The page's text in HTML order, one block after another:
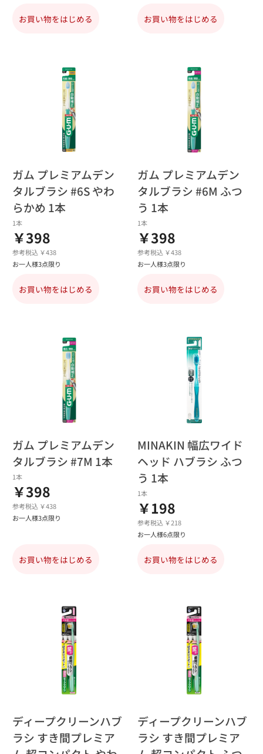
お買い物をはじめる お買い物をはじめる
ガム プレミアムデン
タルブラシ #6S やわ
らかめ 1本
1本
￥398
参考税込 ￥438
お一人様3点限り
お買い物をはじめる
ガム プレミアムデン
タルブラシ #6M ふつ
う 1本
1本
￥398
参考税込 ￥438
お一人様3点限り
お買い物をはじめる
ガム プレミアムデン
タルブラシ #7M 1本
1本
￥398
参考税込 ￥438
お一人様3点限り
お買い物をはじめる
MINAKIN 幅広ワイド
ヘッド ハブラシ ふつ
う 1本
1本
￥198
参考税込 ￥218
お一人様6点限り
お買い物をはじめる
ディープクリーンハブ
ラシ すき間プレミア
ディープクリーンハブ
ラシ すき間プレミア